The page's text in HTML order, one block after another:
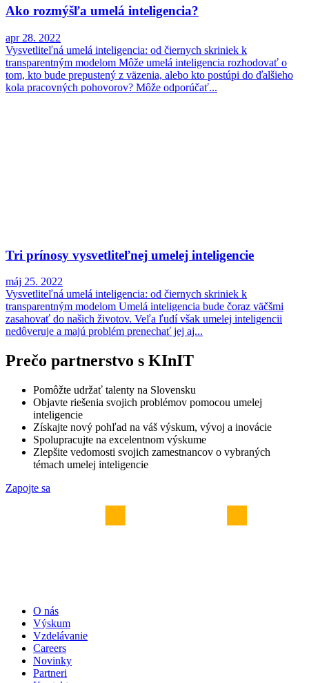
Ako rozmýšľa umelá inteligencia?
apr 28. 2022
Vysvetliteľná umelá inteligencia: od čiernych skriniek k
transparentným modelom Môže umelá inteligencia rozhodovať o
tom, kto bude prepustený z väzenia, alebo kto postúpi do ďalšieho
kola pracovných pohovorov? Môže odporúčať...
Tri prínosy vysvetliteľnej umelej inteligencie
máj 25. 2022
Vysvetliteľná umelá inteligencia: od čiernych skriniek k
transparentným modelom Umelá inteligencia bude čoraz väčšmi
zasahovať do našich životov. Veľa ľudí však umelej inteligencii
nedôveruje a majú problém prenechať jej aj...
Prečo partnerstvo s KInIT
Pomôžte udržať talenty na Slovensku
Objavte riešenia svojich problémov pomocou umelej
inteligencie
Získajte nový pohľad na váš výskum, vývoj a inovácie
Spolupracujte na excelentnom výskume
Zlepšite vedomosti svojich zamestnancov o vybraných
témach umelej inteligencie
Zapojte sa
O nás
Výskum
Vzdelávanie
Careers
Novinky
Partneri